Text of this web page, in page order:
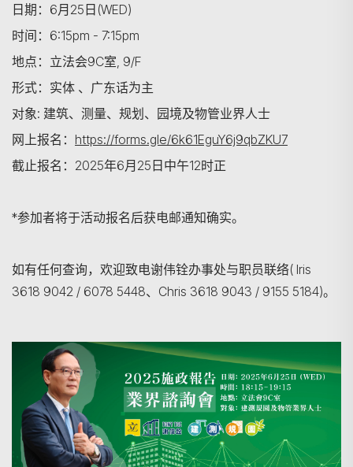
日期：6月25日(WED)
时间：6:15pm - 7:15pm
地点：立法会9C室, 9/F
形式：实体 、广东话为主
对象: 建筑、测量、规划、园境及物管业界人士
网上报名： https://forms.gle/6k61EguY6j9qbZKU7
截止报名：2025年6月25日中午12时正
*参加者将于活动报名后获电邮通知确实。
如有任何查询，欢迎致电谢伟铨办事处与职员联络( Iris
3618 9042 / 6078 5448、Chris 3618 9043 / 9155 5184)。